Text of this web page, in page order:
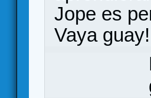
Jope es
Vaya